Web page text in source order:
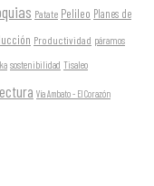
Patate Pelileo Planes de
Productividad páramos
sostenibilidad Tisaleo
Vía Ambato - El Corazón